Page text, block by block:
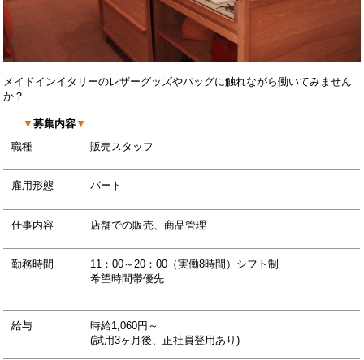
メイドインイタリーのレザーグッズやバッグに触れながら働いてみません
か？
▼募集内容▼
職種
販売スタッフ
雇用形態 パート
仕事内容 店舗での販売、商品管理
勤務時間
11：00～20：00（実働8時間）シフト制
希望時間帯優先
給与
時給1,060円～
(試用3ヶ月後、正社員登用あり)